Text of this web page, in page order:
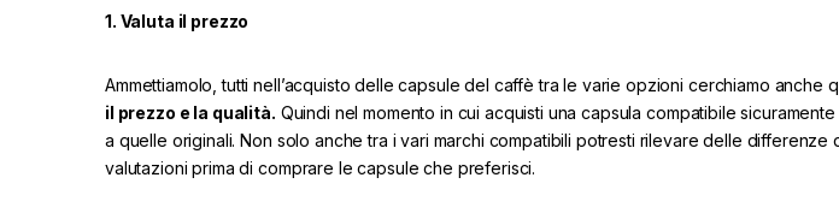
1. Valuta il prezzo
Ammettiamolo, tutti nell’acquisto delle capsule del caffè tra le varie opzioni cerchiamo anche
il prezzo e la qualità. Quindi nel momento in cui acquisti una capsula compatibile
a quelle originali. Non solo anche tra i vari marchi compatibili potresti rilevare delle differenze
valutazioni prima di comprare le capsule che preferisci.